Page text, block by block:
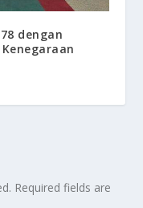
dengan
Required fields are